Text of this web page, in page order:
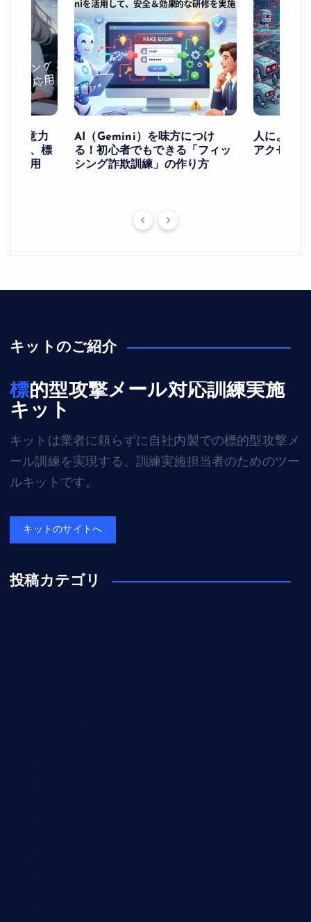
ー注意力
グと、標
の応用
AI（Gemini）を味方につけ
る！初心者でもできる「フィッ
シング詐欺訓練」の作り方
人による
アクセス
キットのご紹介
標的型攻撃メール対応訓練実施
キット
キットは業者に頼らずに自社内製での標的型攻撃メ
ール訓練を実現する、訓練実施担当者のためのツー
ルキットです。
キットのサイトへ
投稿カテゴリ